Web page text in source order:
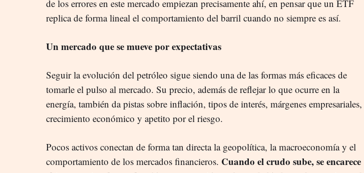
de los errores en este mercado empiezan precisamente ahí, en pensar que un ETF
replica de forma lineal el comportamiento del barril cuando no siempre es así.
Un mercado que se mueve por expectativas
Seguir la evolución del petróleo sigue siendo una de las formas más eficaces de
tomarle el pulso al mercado. Su precio, además de reflejar lo que ocurre en la
energía, también da pistas sobre inflación, tipos de interés, márgenes empresariales,
crecimiento económico y apetito por el riesgo.
Pocos activos conectan de forma tan directa la geopolítica, la macroeconomía y el
comportamiento de los mercados financieros. Cuando el crudo sube, se encarece